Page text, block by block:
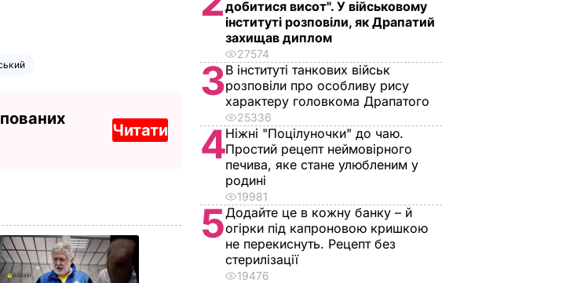
Читати
добитися висот". У військовому
інституті розповіли, як Драпатий
захищав диплом
27574
3В інституті танкових військ
розповіли про особливу рису
характеру головкома Драпатого
25336
4Ніжні "Поцілуночки" до чаю.
Простий рецепт неймовірного
печива, яке стане улюбленим у
родині
19981
5Додайте це в кожну банку – й
огірки під капроновою кришкою
не перекиснуть. Рецепт без
стерилізації
19476